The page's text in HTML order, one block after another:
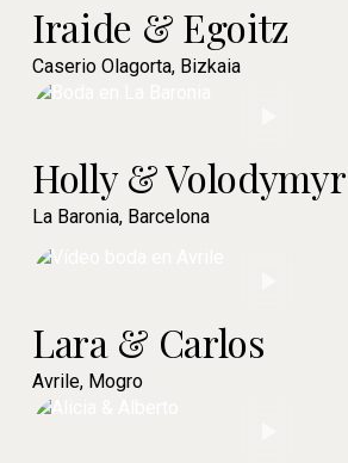
Iraide & Egoitz
Caserio Olagorta, Bizkaia
Holly & Volodymyr
La Baronia, Barcelona
Lara & Carlos
Avrile, Mogro